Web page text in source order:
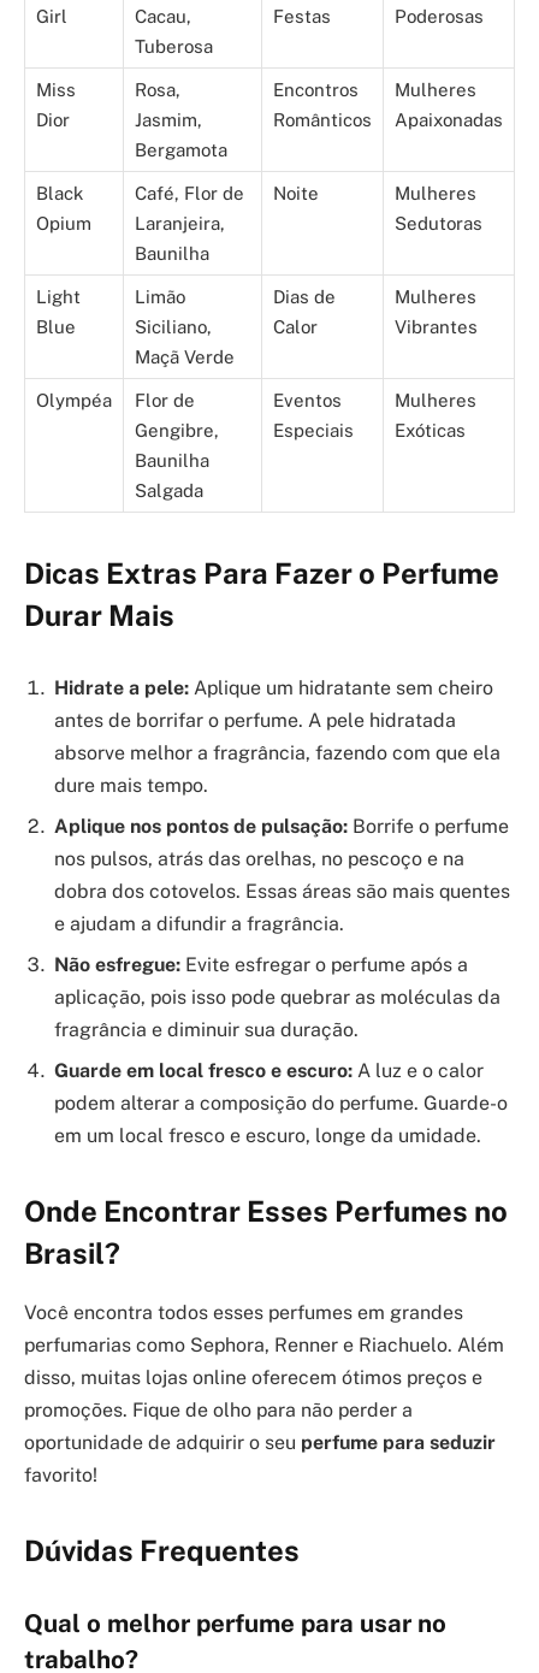
Girl
Cacau,
Tuberosa
Festas
Poderosas
Miss
Dior
Rosa,
Jasmim,
Bergamota
Encontros
Românticos
Mulheres
Apaixonadas
Black
Opium
Café, Flor de
Laranjeira,
Baunilha
Noite
Mulheres
Sedutoras
Light
Blue
Limão
Siciliano,
Maçã Verde
Dias de
Calor
Mulheres
Vibrantes
Olympéa
Flor de
Gengibre,
Baunilha
Salgada
Eventos
Especiais
Mulheres
Exóticas
Dicas Extras Para Fazer o Perfume
Durar Mais
Hidrate a pele: Aplique um hidratante sem cheiro
antes de borrifar o perfume. A pele hidratada
absorve melhor a fragrância, fazendo com que ela
dure mais tempo.
Aplique nos pontos de pulsação: Borrife o perfume
nos pulsos, atrás das orelhas, no pescoço e na
dobra dos cotovelos. Essas áreas são mais quentes
e ajudam a difundir a fragrância.
Não esfregue: Evite esfregar o perfume após a
aplicação, pois isso pode quebrar as moléculas da
fragrância e diminuir sua duração.
Guarde em local fresco e escuro: A luz e o calor
podem alterar a composição do perfume. Guarde-o
em um local fresco e escuro, longe da umidade.
Onde Encontrar Esses Perfumes no
Brasil?
Você encontra todos esses perfumes em grandes
perfumarias como Sephora, Renner e Riachuelo. Além
disso, muitas lojas online oferecem ótimos preços e
promoções. Fique de olho para não perder a
oportunidade de adquirir o seu perfume para seduzir
favorito!
Dúvidas Frequentes
Qual o melhor perfume para usar no
trabalho?